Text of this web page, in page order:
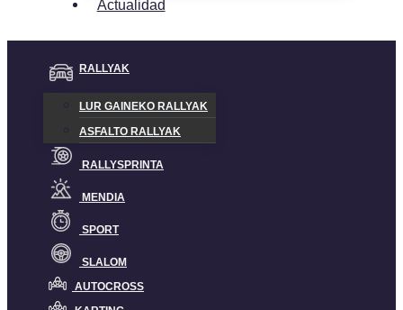
Actualidad
RALLYAK
LUR GAINEKO RALLYAK
ASFALTO RALLYAK
RALLYSPRINTA
MENDIA
SPORT
SLALOM
AUTOCROSS